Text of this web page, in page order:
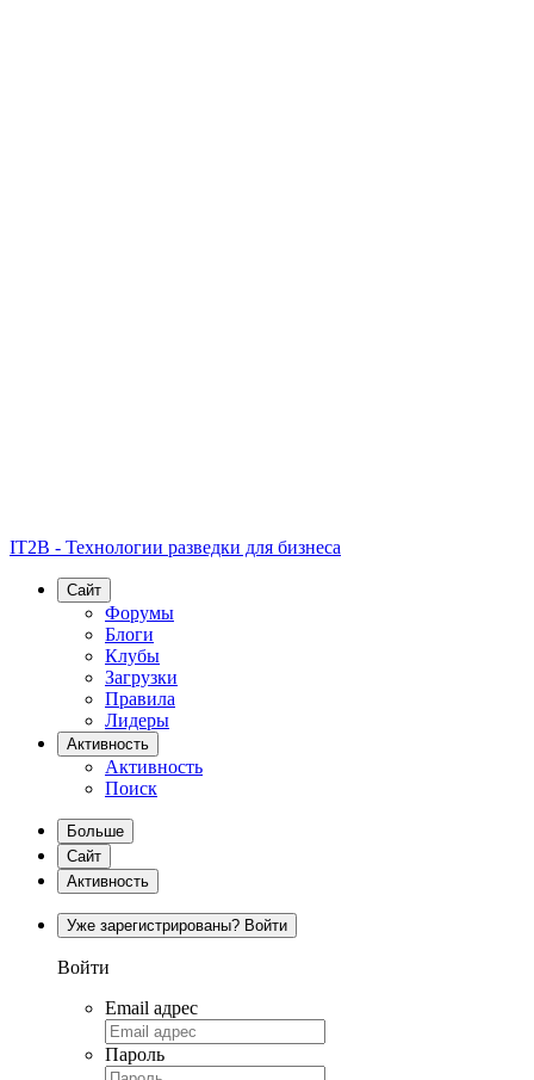
IT2B - Технологии разведки для бизнеса
Сайт
Форумы
Блоги
Клубы
Загрузки
Правила
Лидеры
Активность
Активность
Поиск
Больше
Сайт
Активность
Уже зарегистрированы? Войти
Войти
Email адрес
Пароль